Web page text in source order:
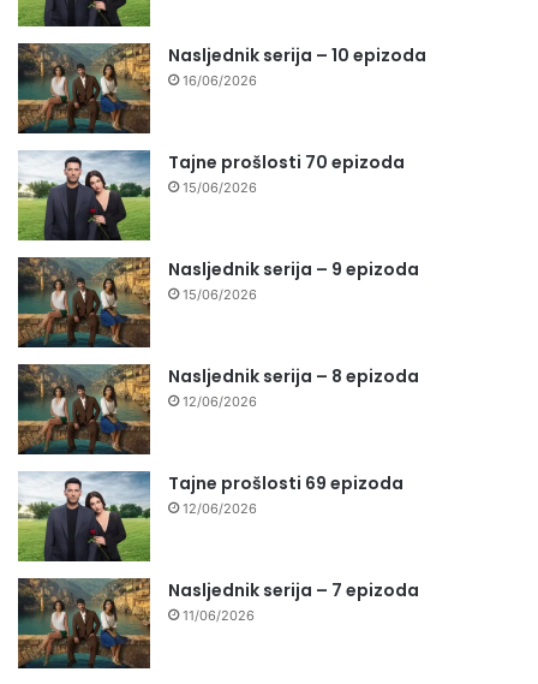
Nasljednik serija – 10 epizoda
16/06/2026
Tajne prošlosti 70 epizoda
15/06/2026
Nasljednik serija – 9 epizoda
15/06/2026
Nasljednik serija – 8 epizoda
12/06/2026
Tajne prošlosti 69 epizoda
12/06/2026
Nasljednik serija – 7 epizoda
11/06/2026